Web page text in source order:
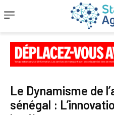
Le Dynamisme de
sénégal :